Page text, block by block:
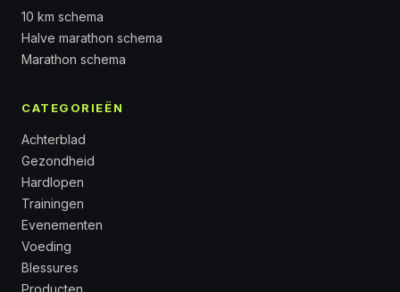
10 km schema
Halve marathon schema
Marathon schema
CATEGORIEËN
Achterblad
Gezondheid
Hardlopen
Trainingen
Evenementen
Voeding
Blessures
Producten